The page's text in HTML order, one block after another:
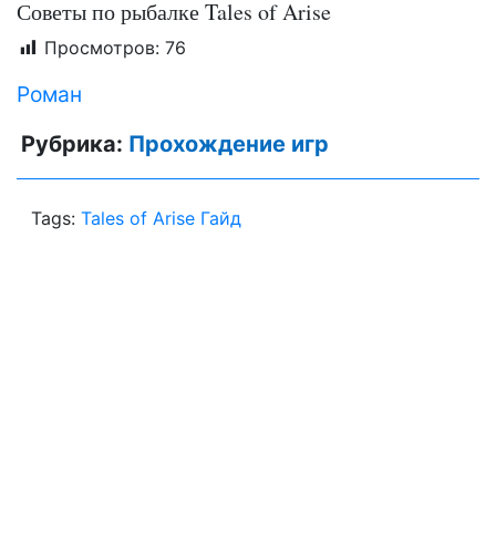
Советы по рыбалке Tales of Arise
Просмотров: 76
Роман
Рубрика: Прохождение игр
Tags: Tales of Arise Гайд